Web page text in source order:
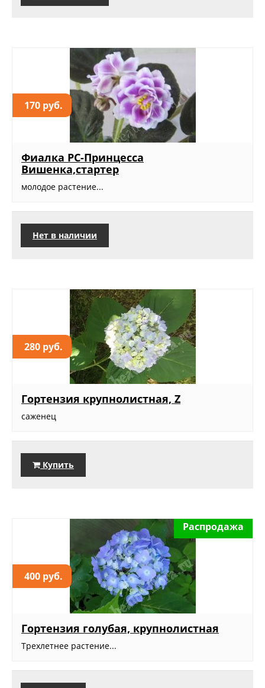
170 руб.
Фиалка РС-Принцесса
Вишенка,стартер
молодое растение...
Нет в наличии
280 руб.
Гортензия крупнолистная, Z
саженец
Купить
400 руб.
Распродажа
Гортензия голубая, крупнолистная
Трехлетнее растение...